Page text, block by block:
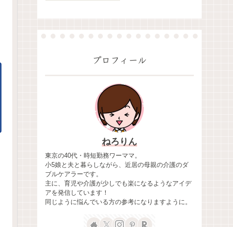
プロフィール
ねろりん
東京の40代・時短勤務ワーママ。
小5娘と夫と暮らしながら、近居の母親の介護のダ
ブルケアラーです。
主に、育児や介護が少しでも楽になるようなアイデ
アを発信しています！
同じように悩んでいる方の参考になりますように。